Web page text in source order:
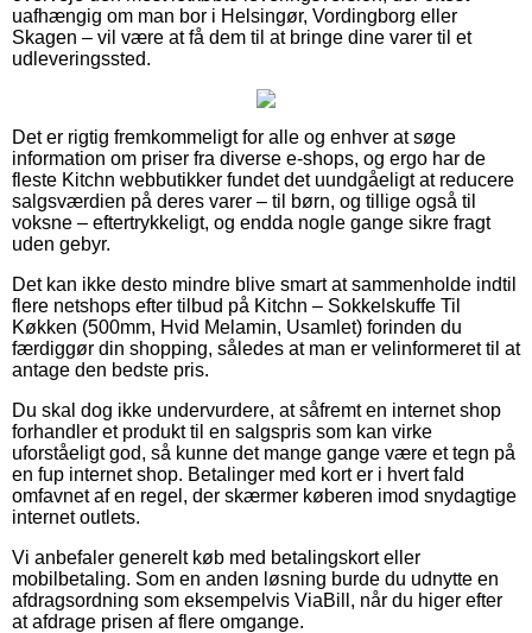
uafhængig om man bor i Helsingør, Vordingborg eller
Skagen – vil være at få dem til at bringe dine varer til et
udleveringssted.
Det er rigtig fremkommeligt for alle og enhver at søge
information om priser fra diverse e-shops, og ergo har de
fleste Kitchn webbutikker fundet det uundgåeligt at reducere
salgsværdien på deres varer – til børn, og tillige også til
voksne – eftertrykkeligt, og endda nogle gange sikre fragt
uden gebyr.
Det kan ikke desto mindre blive smart at sammenholde indtil
flere netshops efter tilbud på Kitchn – Sokkelskuffe Til
Køkken (500mm, Hvid Melamin, Usamlet) forinden du
færdiggør din shopping, således at man er velinformeret til at
antage den bedste pris.
Du skal dog ikke undervurdere, at såfremt en internet shop
forhandler et produkt til en salgspris som kan virke
uforståeligt god, så kunne det mange gange være et tegn på
en fup internet shop. Betalinger med kort er i hvert fald
omfavnet af en regel, der skærmer køberen imod snydagtige
internet outlets.
Vi anbefaler generelt køb med betalingskort eller
mobilbetaling. Som en anden løsning burde du udnytte en
afdragsordning som eksempelvis ViaBill, når du higer efter
at afdrage prisen af flere omgange.